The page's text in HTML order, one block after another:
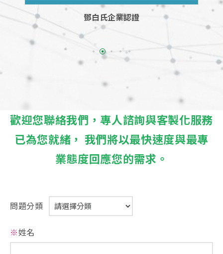
鄧白氏企業認證
歡迎您聯絡我們，專人諮詢與客製化服務
已為您就緒， 我們將以最快速度與最專
業態度回應您的需求。
問題分類
※姓名